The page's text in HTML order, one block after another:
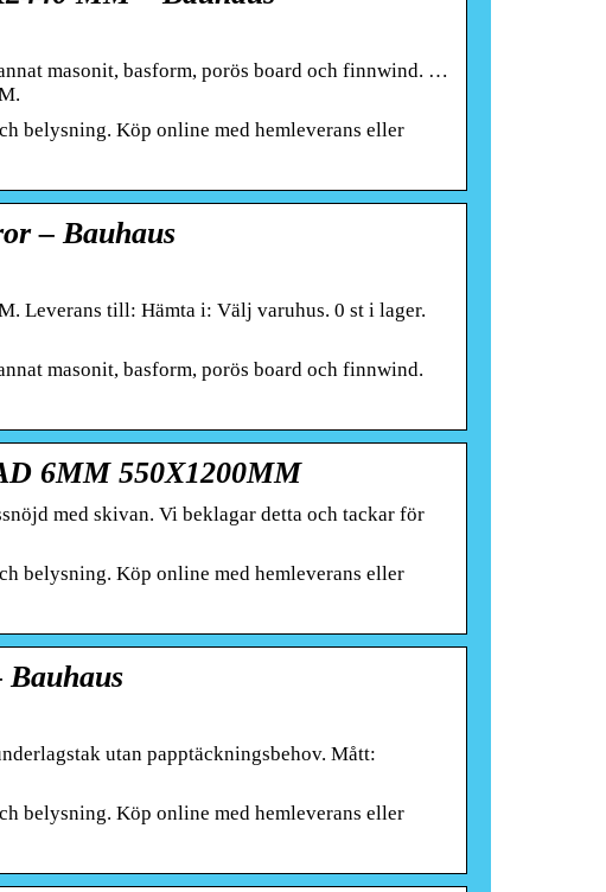
masonit, basform, porös board och finnwind. …
belysning. Köp online med hemleverans eller
– Bauhaus
Leverans till: Hämta i: Välj varuhus. 0 st i lager.
masonit, basform, porös board och finnwind.
6MM 550X1200MM
med skivan. Vi beklagar detta och tackar för
belysning. Köp online med hemleverans eller
utan papptäckningsbehov. Mått:
belysning. Köp online med hemleverans eller